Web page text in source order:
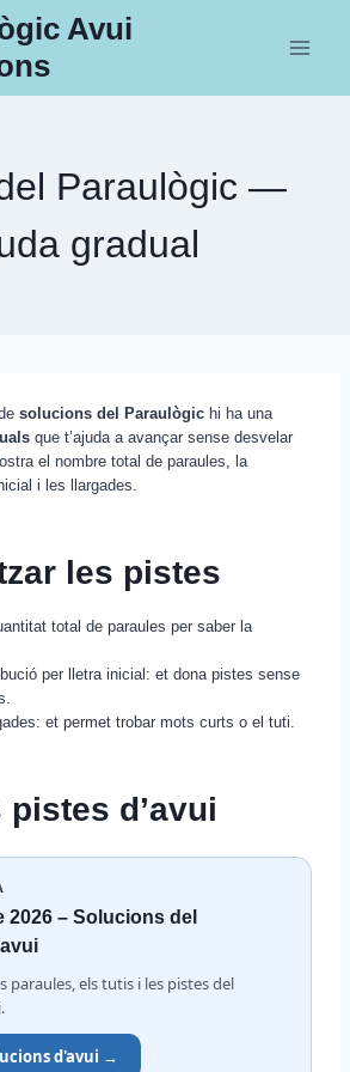
Avui
Paraulògic —
gradual
solucions del Paraulògic hi ha una
que t’ajuda a avançar sense desvelar
el nombre total de paraules, la
i les llargades.
les pistes
total de paraules per saber la
per lletra inicial: et dona pistes sense
et permet trobar mots curts o el tuti.
pistes d’avui
2026 – Solucions del
paraules, els tutis i les pistes del
d'avui →